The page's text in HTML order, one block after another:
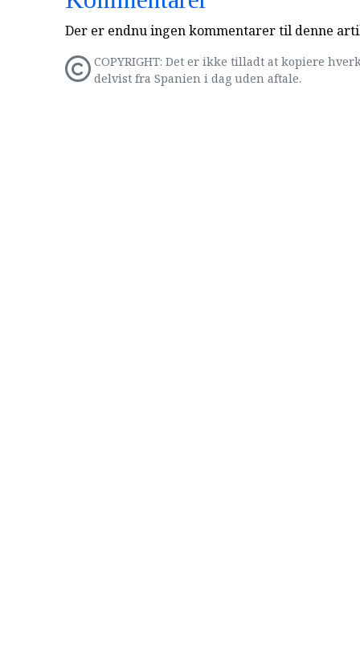
Der er endnu ingen kommentarer til denne
COPYRIGHT: Det er ikke tilladt at kopiere
delvist fra Spanien i dag uden aftale.